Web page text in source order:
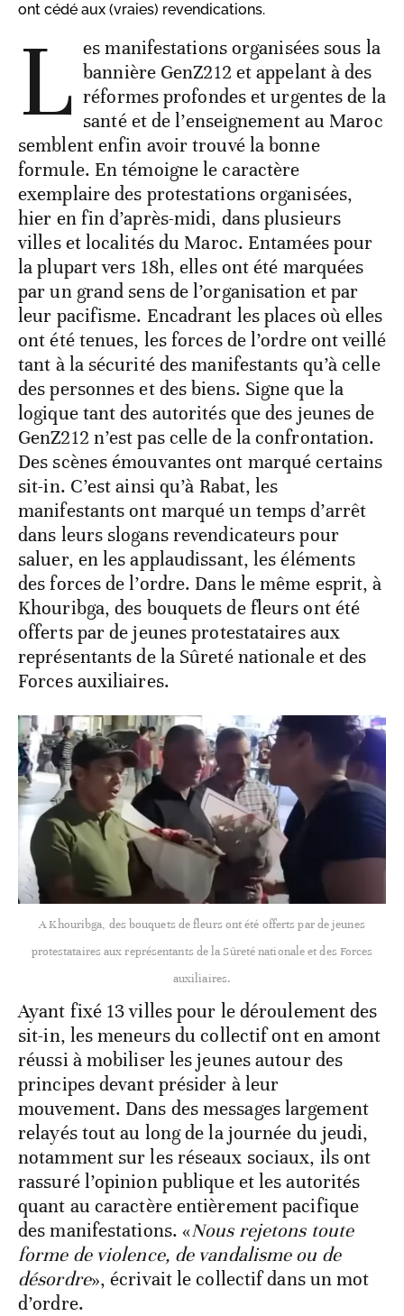
ont cédé aux (vraies) revendications.
L es manifestations organisées sous la
bannière GenZ212 et appelant à des
réformes profondes et urgentes de la
santé et de l’enseignement au Maroc
semblent enfin avoir trouvé la bonne
formule. En témoigne le caractère
exemplaire des protestations organisées,
hier en fin d’après-midi, dans plusieurs
villes et localités du Maroc. Entamées pour
la plupart vers 18h, elles ont été marquées
par un grand sens de l’organisation et par
leur pacifisme. Encadrant les places où elles
ont été tenues, les forces de l’ordre ont veillé
tant à la sécurité des manifestants qu’à celle
des personnes et des biens. Signe que la
logique tant des autorités que des jeunes de
GenZ212 n’est pas celle de la confrontation.
Des scènes émouvantes ont marqué certains
sit-in. C’est ainsi qu’à Rabat, les
manifestants ont marqué un temps d’arrêt
dans leurs slogans revendicateurs pour
saluer, en les applaudissant, les éléments
des forces de l’ordre. Dans le même esprit, à
Khouribga, des bouquets de fleurs ont été
offerts par de jeunes protestataires aux
représentants de la Sûreté nationale et des
Forces auxiliaires.
A Khouribga, des bouquets de fleurs ont été offerts par de jeunes
protestataires aux représentants de la Sûreté nationale et des Forces
auxiliaires.
Ayant fixé 13 villes pour le déroulement des
sit-in, les meneurs du collectif ont en amont
réussi à mobiliser les jeunes autour des
principes devant présider à leur
mouvement. Dans des messages largement
relayés tout au long de la journée du jeudi,
notamment sur les réseaux sociaux, ils ont
rassuré l’opinion publique et les autorités
quant au caractère entièrement pacifique
des manifestations. «Nous rejetons toute
forme de violence, de vandalisme ou de
désordre», écrivait le collectif dans un mot
d’ordre.